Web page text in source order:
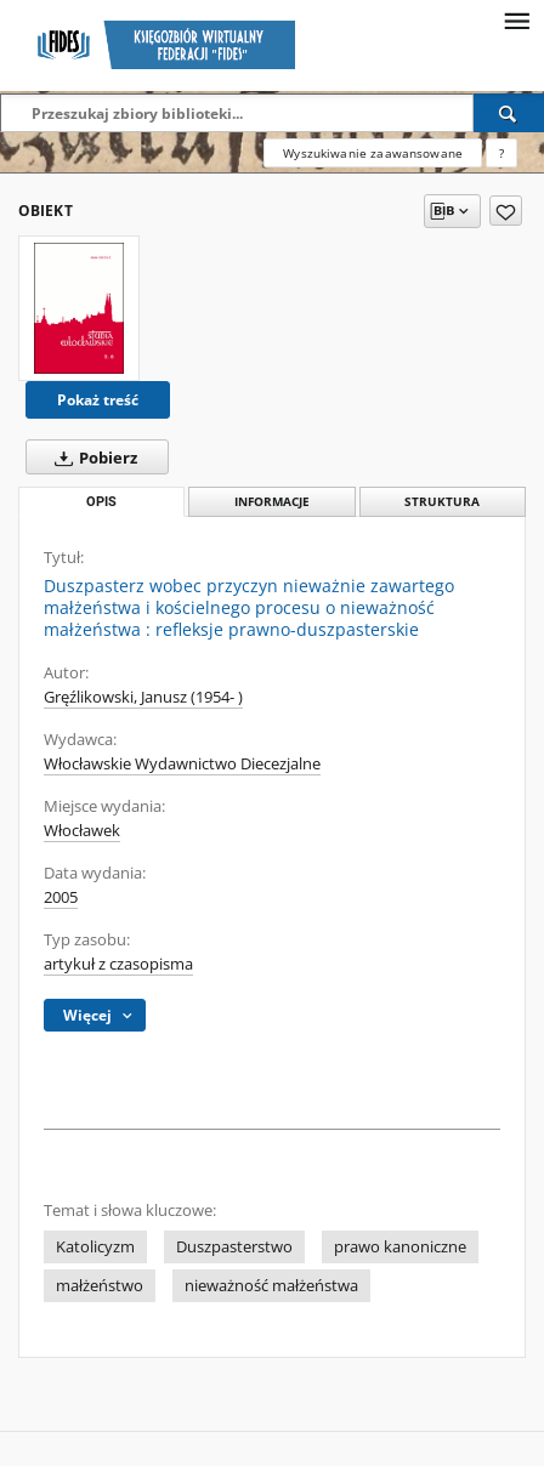
Wyszukiwanie zaawansowane ?
OBIEKT
Pokaż treść
Pobierz
OPIS INFORMACJE STRUKTURA
Tytuł:
Duszpasterz wobec przyczyn nieważnie zawartego
małżeństwa i kościelnego procesu o nieważność
małżeństwa : refleksje prawno-duszpasterskie
Autor:
Gręźlikowski, Janusz (1954- )
Wydawca:
Włocławskie Wydawnictwo Diecezjalne
Miejsce wydania:
Włocławek
Data wydania:
2005
Typ zasobu:
artykuł z czasopisma
Więcej
Temat i słowa kluczowe:
Katolicyzm
Duszpasterstwo
prawo kanoniczne
małżeństwo
nieważność małżeństwa